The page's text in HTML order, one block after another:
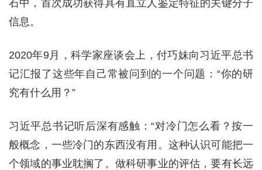
石中，首次成功获得具有直立人鉴定特征的关键分子
信息。
2020年9月，科学家座谈会上，付巧妹向习近平总书
记汇报了这些年自己常被问到的一个问题：“你的研
究有什么用？”
习近平总书记听后深有感触：“对冷门怎么看？按一
般概念，一些冷门的东西没有用。这种认识可能把一
个领域的事业耽搁了。做科研事业的评估，要有长远